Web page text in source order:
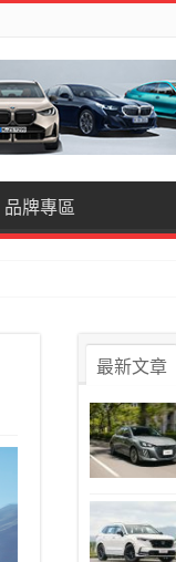
品牌專區
最新文章